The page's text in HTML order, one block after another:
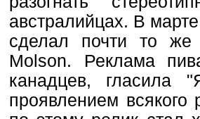
австралийцах. В
сделал почти то же
Molson. Реклама
канадцев, гласила
проявлением всякого